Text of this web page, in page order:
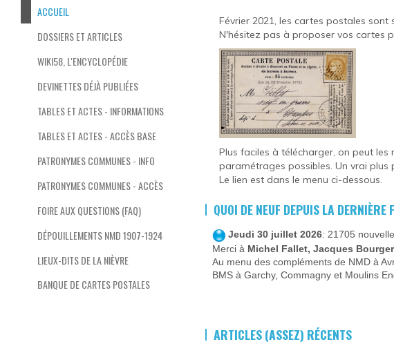
ACCUEIL
DOSSIERS ET ARTICLES
WIKI58, L'ENCYCLOPÉDIE
DEVINETTES DÉJÀ PUBLIÉES
TABLES ET ACTES - INFORMATIONS
TABLES ET ACTES - ACCÈS BASE
PATRONYMES COMMUNES - INFO
PATRONYMES COMMUNES - ACCÈS
FOIRE AUX QUESTIONS (FAQ)
DÉPOUILLEMENTS NMD 1907-1924
LIEUX-DITS DE LA NIÈVRE
BANQUE DE CARTES POSTALES
Février 2021, les cartes postales
N'hésitez pas à proposer vos cartes
Plus faciles à télécharger, on peut
paramétrages possibles. Un vrai
Le lien est dans le menu ci-dessous.
QUOI DE NEUF DEPUIS LA DERNIÈRE
Jeudi 30 juillet 2026: 21705
Merci à Michel Fallet, Jacques
Au menu des compléments de NMD à
BMS à Garchy, Commagny et Moulins
ARTICLES (ASSEZ) RÉCENTS